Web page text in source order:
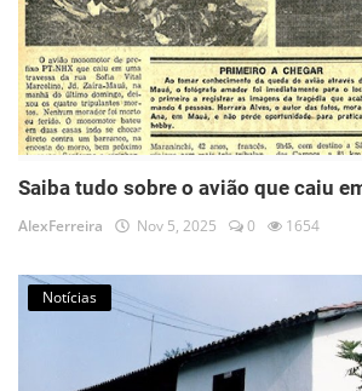
Saiba tudo sobre o avião que caiu
AlexFerreira Nov 5, 2025 0 1654
Notícias